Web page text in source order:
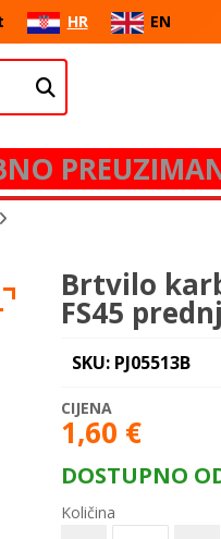
HR EN
Brtvilo
FS45
SKU: PJ05513B
1,60 €
DOSTUPNO